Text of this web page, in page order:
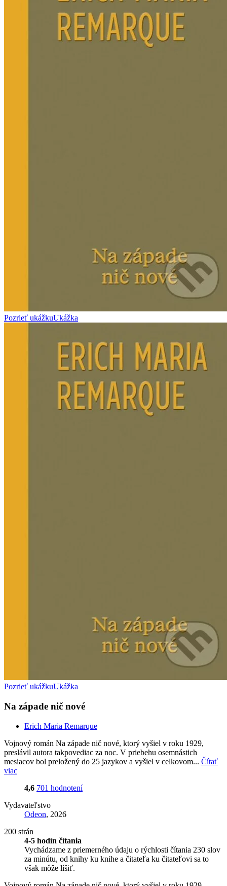
Pozrieť ukážkuUkážka
Pozrieť ukážkuUkážka
Na západe nič nové
Erich Maria Remarque
Vojnový román Na západe nič nové, ktorý vyšiel v roku 1929,
preslávil autora takpovediac za noc. V priebehu osemnástich
mesiacov bol preložený do 25 jazykov a vyšiel v celkovom... Čítať
viac
4,6 701 hodnotení
Vydavateľstvo
Odeon, 2026
200 strán
4-5 hodín čítania
Vychádzame z priemerného údaju o rýchlosti čítania 230 slov
za minútu, od knihy ku knihe a čitateľa ku čitateľovi sa to
však môže líšiť.